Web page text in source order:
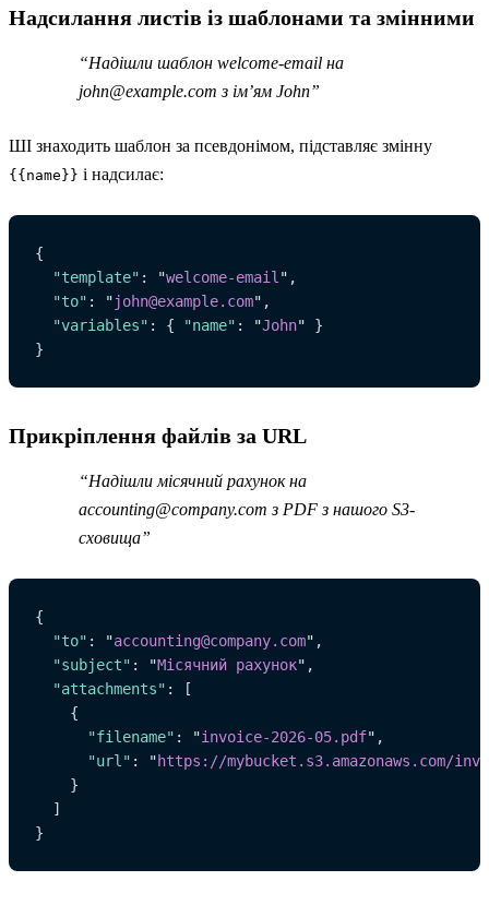
Надсилання листів із шаблонами та змінними
“Надішли шаблон welcome-email на
john@example.com з ім’ям John”
ШІ знаходить шаблон за псевдонімом, підставляє змінну
{{name}} і надсилає:
{
  "template"
: "welcome-email " ,
  "to"
: "john@example.com" ,
  "variables"
: { "name" : "John" }
}
Прикріплення файлів за URL
“Надішли місячний рахунок на
accounting@company.com з PDF з нашого S3-
сховища”
{
  "to"
: "accounting@company.com" ,
  "subject"
: "Місячний рахунок" ,
  "attachments"
: [
    {
      "filename"
: "invoice-2026-05.pdf" ,
      "url"
: "https://mybucket.s3.amazonaws.com/
    }
  ]
}